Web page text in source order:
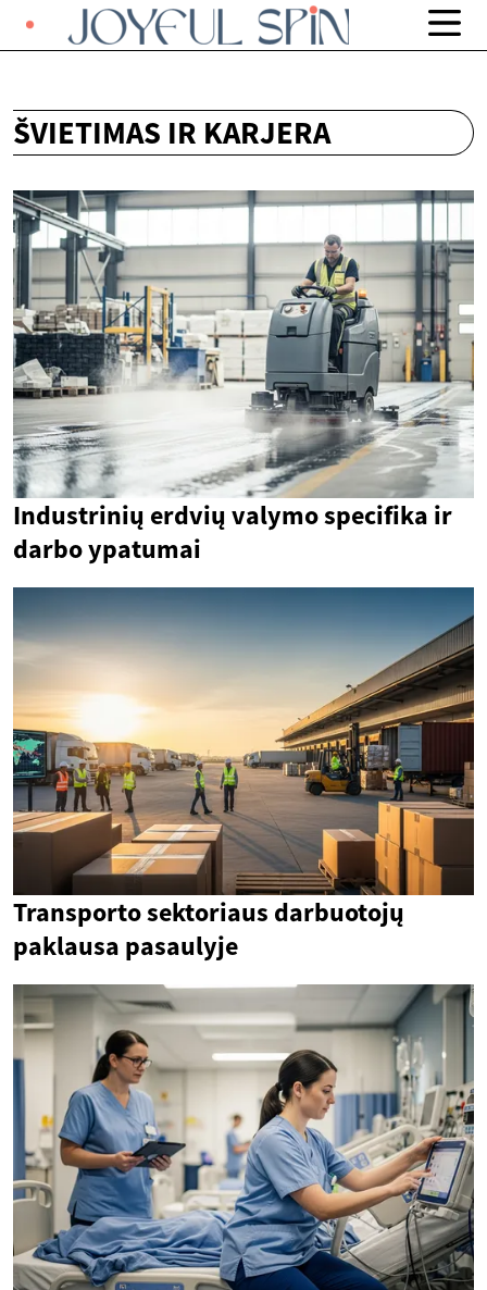
ŠVIETIMAS IR KARJERA
Industrinių erdvių valymo specifika ir
darbo ypatumai
Transporto sektoriaus darbuotojų
paklausa pasaulyje